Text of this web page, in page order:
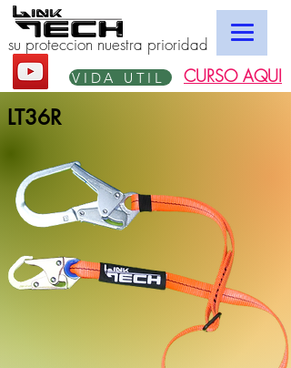
su proteccion nuestra prioridad
CURSO AQUI
VIDA UTIL
LT36R